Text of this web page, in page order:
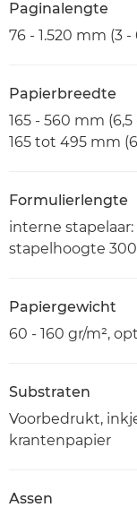
Paginalengte
76 - 1.520 mm (3
Papierbreedte
165 - 560 mm
165 tot 495 mm
Formulierlengte
interne stapelaar:
stapelhoogte
Papiergewicht
60 - 160 gr/m²,
Substraten
Voorbedrukt,
krantenpapier
Assen